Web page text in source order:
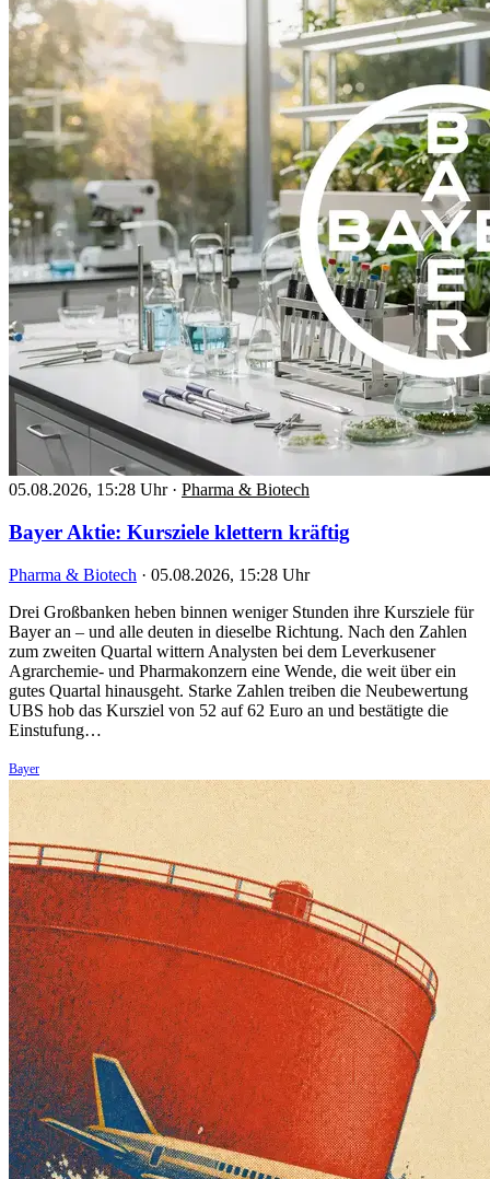
05.08.2026, 15:28 Uhr · Pharma & Biotech
Bayer Aktie: Kursziele klettern kräftig
Pharma & Biotech · 05.08.2026, 15:28 Uhr
Drei Großbanken heben binnen weniger Stunden ihre Kursziele für
Bayer an – und alle deuten in dieselbe Richtung. Nach den Zahlen
zum zweiten Quartal wittern Analysten bei dem Leverkusener
Agrarchemie- und Pharmakonzern eine Wende, die weit über ein
gutes Quartal hinausgeht. Starke Zahlen treiben die Neubewertung
UBS hob das Kursziel von 52 auf 62 Euro an und bestätigte die
Einstufung…
Bayer